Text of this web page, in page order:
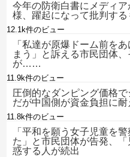
今年の防衛白書にメディ
様、躍起になって批判す
12.1k件のビュー
「私達が原爆ドーム前を
まう」と訴える市民団体
が……
11.9k件のビュー
圧倒的なダンピング価格で
だが中国側が資金負担に
11.8k件のビュー
「平和を願う女子児童を
た」と市民団体が告発、
惑する人が続出